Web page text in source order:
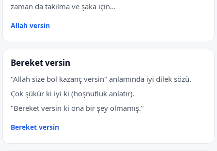
zaman da takılma ve şaka için...
Allah versin
Bereket versin
"Allah size bol kazanç versin" anlamında iyi dilek sözü.
Çok şükür ki iyi ki (hoşnutluk anlatır).
"Bereket versin ki ona bir şey olmamış."
Bereket versin